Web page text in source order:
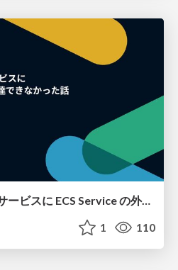
Service Connect 上のサービスに ECS Service の外側から到達できなかった話
1 110